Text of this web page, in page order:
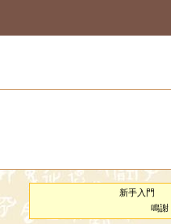
新手入門
鳴謝